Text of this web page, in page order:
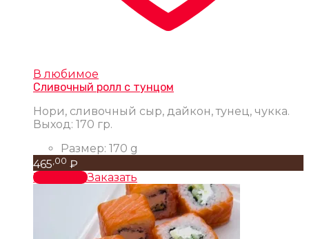
В любимое
Сливочный ролл с тунцом
Нори, сливочный сыр, дайкон, тунец, чукка.
Выход: 170 гр.
Размер: 170 g
465 ,00 ₽
В корзинуЗаказать